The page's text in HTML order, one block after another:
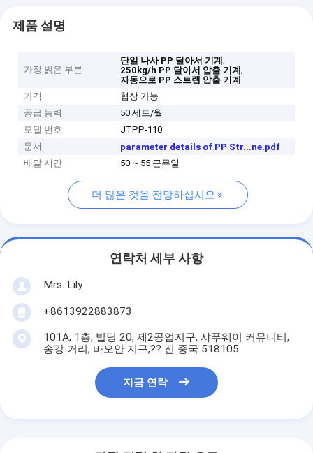
제품 설명
가장 밝은 부분
단일 나사 PP 달아서 기계,
250kg/h PP 달아서 압출 기계,
자동으로 PP 스트랩 압출 기계
가격
협상 가능
공급 능력
50 세트/월
모델 번호
JTPP-110
문서
parameter details of PP Str...ne.pdf
배달 시간
50 ~ 55 근무일
더 많은 것을 전망하십시오
연락처 세부 사항
Mrs. Lily
+8613922883873
101A, 1층, 빌딩 20, 제2공업지구, 샤푸웨이 커뮤니티,
송강 거리, 바오안 지구,?? 진 중국 518105
지금 연락